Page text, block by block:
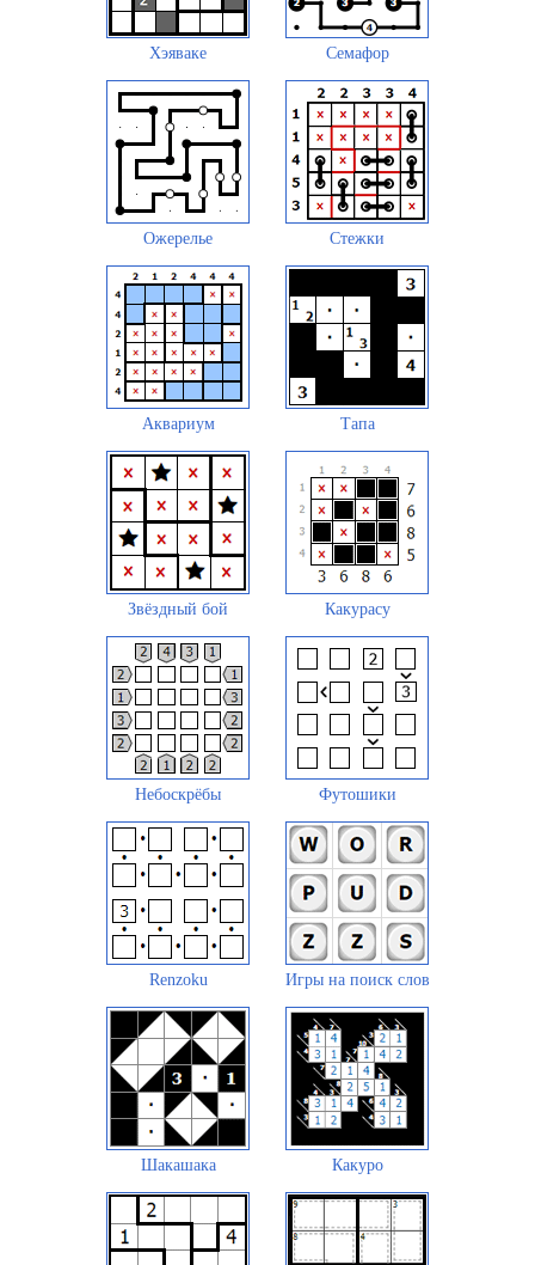
Хэяваке Семафор
Ожерелье Стежки
Аквариум Тапа
Звёздный бой Какурасу
Небоскрёбы Футошики
Renzoku Игры на поиск слов
Шакашака Какуро